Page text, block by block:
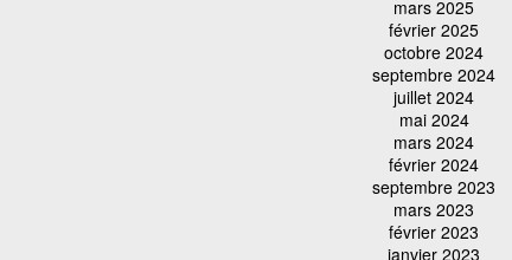
mars 2025
février 2025
octobre 2024
septembre 2024
juillet 2024
mai 2024
mars 2024
février 2024
septembre 2023
mars 2023
février 2023
janvier 2023